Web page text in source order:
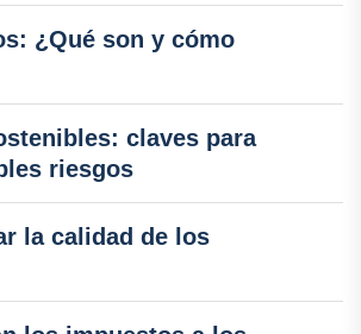
¿Qué son y cómo
claves para
riesgos
la calidad de los